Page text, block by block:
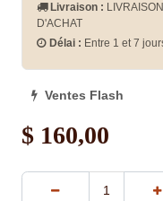
Livraison :
D'ACHAT
Délai : Entre 1 et 7
Ventes Flash
$ 160,00